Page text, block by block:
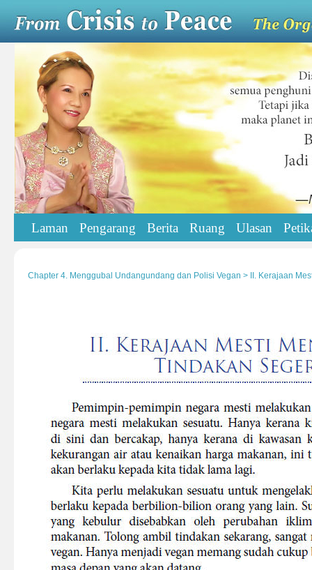
Laman Pengarang Berita Ruang Ulasan
Chapter 4. Menggubal Undangundang dan Polisi Vegan > II. Kerajaan